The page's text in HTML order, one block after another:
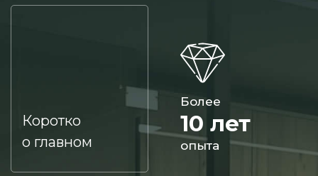
Коротко
о главном
Более
10 лет
опыта